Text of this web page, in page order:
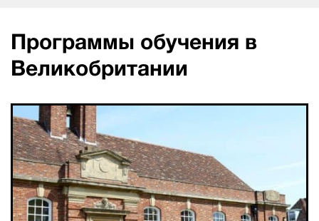
Программы обучения в
Великобритании